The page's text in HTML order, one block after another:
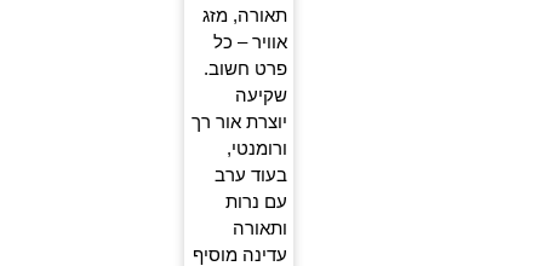
תאורה, מזג
אוויר – כל
פרט חשוב.
שקיעה
יוצרת אור רך
ורומנטי,
בעוד ערב
עם נרות
ותאורה
עדינה מוסיף